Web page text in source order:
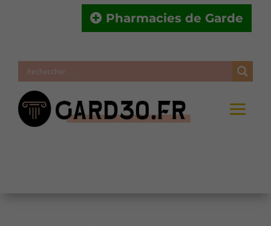
Pharmacies de Garde